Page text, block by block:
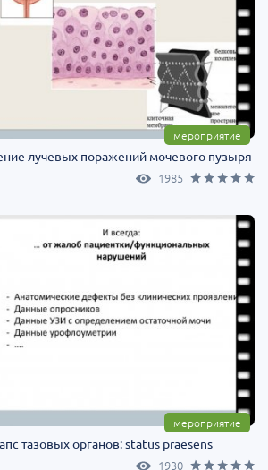
мероприятие
лучевых поражений мочевого пузыря
1985
мероприятие
тазовых органов: status praesens
1930